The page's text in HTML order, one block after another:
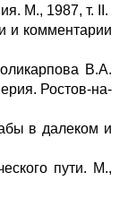
М., 1987, т. II.
и комментарии
В.А.
Ростов-на-
в далеком и
пути. М.,